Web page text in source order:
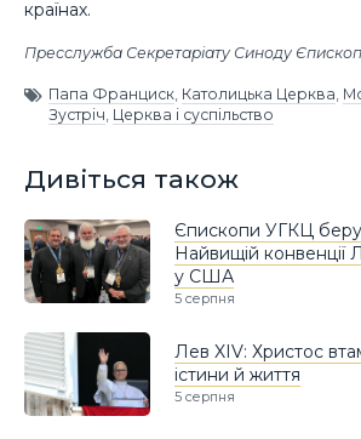
країнах.
Пресслужба Секретаріату Синоду
Папа Франциск, Католицька Церква,
Зустріч, Церква і суспільство
Дивіться також
Єпископи УГКЦ
Найвищій конвенції
у США
5 серпня
Лев XIV: Христос
істини й життя
5 серпня